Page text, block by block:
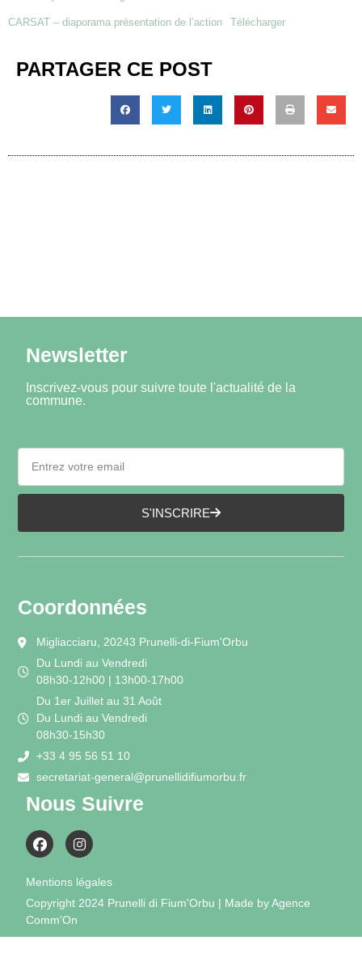
CARSAT – diaporama présentation de l’action Télécharger
PARTAGER CE POST
Newsletter
Inscrivez-vous pour suivre toute l'actualité de la
commune.
S'INSCRIRE
Coordonnées
Migliacciaru, 20243 Prunelli-di-Fium'Orbu
Du Lundi au Vendredi
08h30-12h00 | 13h00-17h00
Du 1er Juillet au 31 Août
Du Lundi au Vendredi
08h30-15h30
+33 4 95 56 51 10
secretariat-general@prunellidifiumorbu.fr
Nous Suivre
Mentions légales
Copyright 2024 Prunelli di Fium'Orbu | Made by Agence
Comm'On